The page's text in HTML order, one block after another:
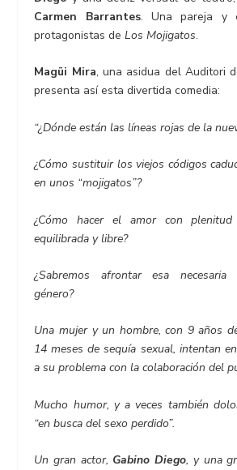
Carmen Barrantes. Una pareja y
protagonistas deLos Mojigatos.
Magüi Mira, una asidua del Auditori
presenta así esta divertida comedia:
“¿Dónde están las líneas rojas de la
¿Cómo sustituir los viejos códigos
en unos “mojigatos”?
¿Cómo hacer el amor con
equilibrada y libre?
¿Sabremos afrontar esa necesaria
género?
Una mujer y un hombre, con 9 años
14 meses de sequía sexual, intentan
a su problema con la colaboración del
Mucho humor, y a veces también
“en busca del sexo perdido”.
Un gran actor, Gabino Diego, y una